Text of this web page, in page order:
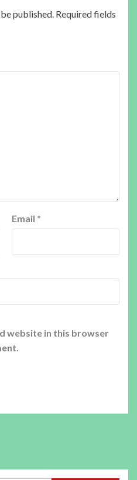
published. Required fields
Email *
website in this browser